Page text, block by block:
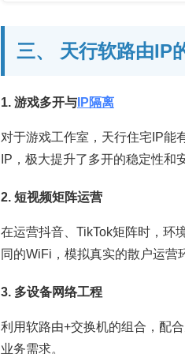
三、 天行软路由IP
1. 游戏多开与 IP隔离
对于游戏工作室，天行住宅IP能
IP，极大提升了多开的稳定性和
2. 短视频矩阵运营
在运营抖音、TikTok矩阵时，环
同的WiFi，模拟真实的散户运营
3. 多设备网络工程
利用软路由+交换机的组合，配
业务需求。